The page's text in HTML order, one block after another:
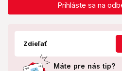
Prihláste sa na
Zdieľať
Máte pre nás tip?